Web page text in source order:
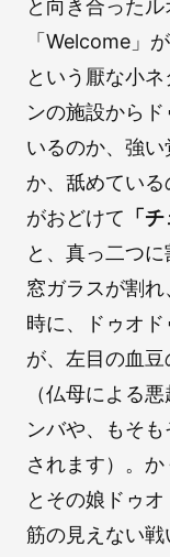
と向き合った
「Welcome」
という厭な小
ンの施設から
いるのか、強
か、舐めてい
がおどけて 「
と、真っ二つ
窓ガラスが割
時に、ドゥオ
が、左目の血
（仏母による
ンバや、もそ
されます）。
とその娘ドゥ
筋の見えない戦